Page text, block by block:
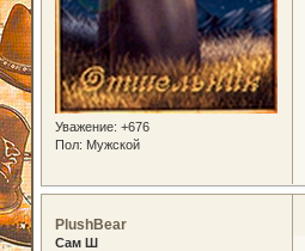
Уважение: +676
Пол: Мужской
PlushBear
Сам Ш